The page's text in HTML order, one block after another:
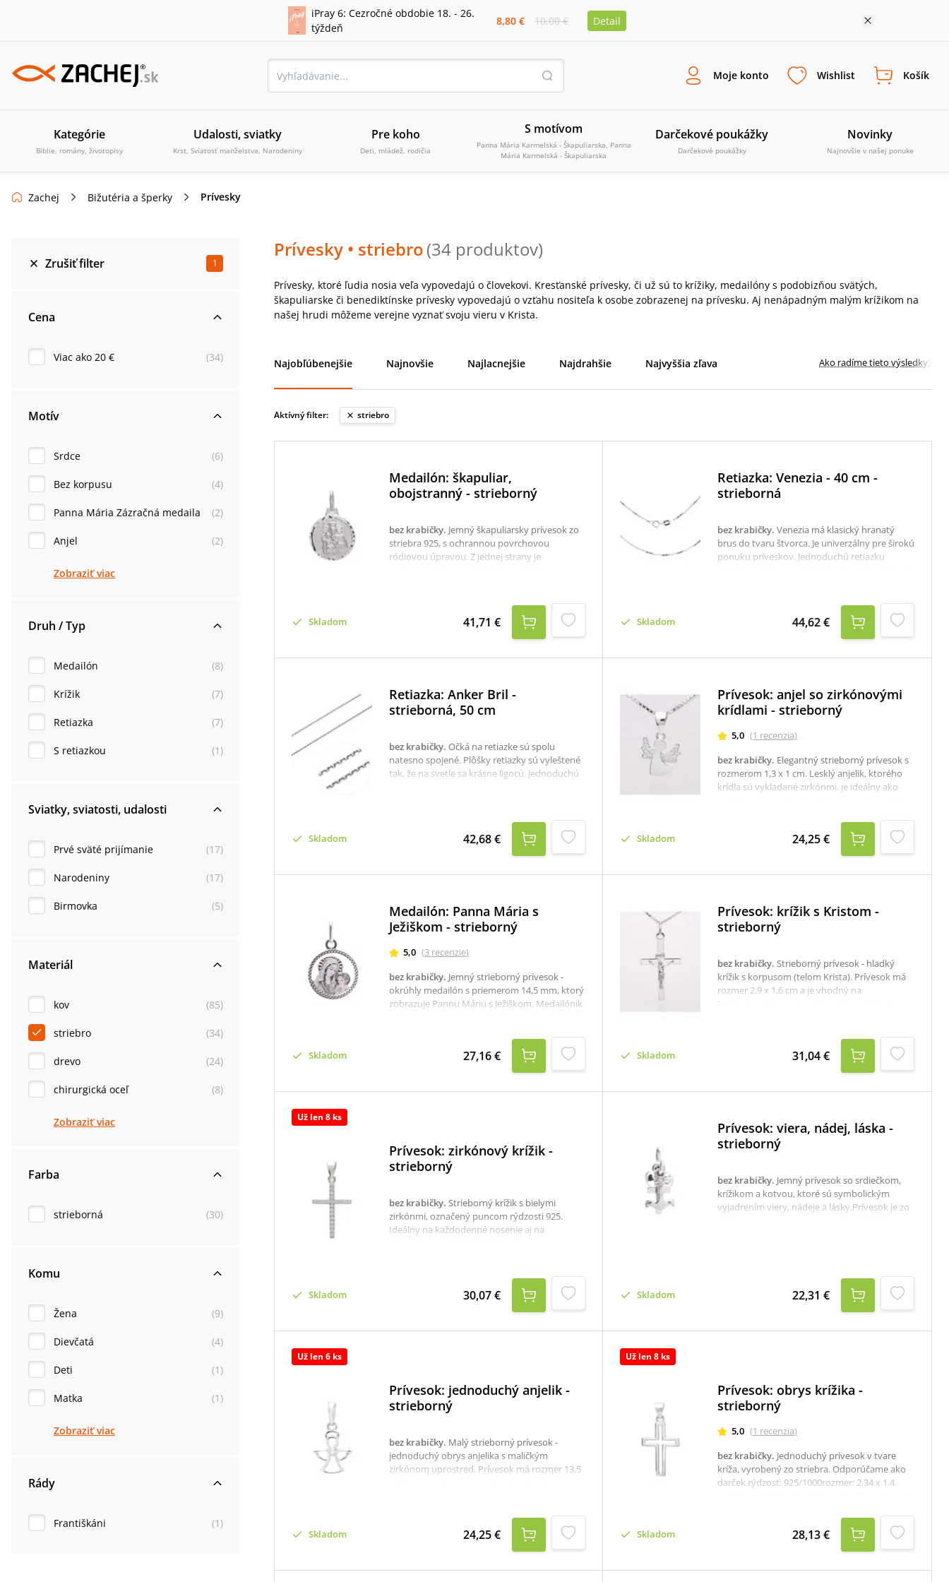
iPray 6: Cezročné obdobie 18. - 26.
týždeň
8,80 € 10,00 € Detail
Moje konto Wishlist Košík
Kategórie
Biblie, romány, životopisy
Udalosti, sviatky
Krst, Sviatosť manželstva, Narodeniny
Pre koho
Deti, mládež, rodičia
S motívom
Panna Mária Karmelská - Škapuliarska, Panna
Mária Karmelská - Škapuliarska
Darčekové poukážky
Darčekové poukážky
Novinky
Najnovšie v našej ponuke
Zachej Bižutéria a šperky Prívesky
Zrušiť filter 1
Cena
Viac ako 20 € (34)
Motív
Srdce (6)
Bez korpusu (4)
Panna Mária Zázračná medaila (2)
Anjel (2)
Zobraziť viac
Druh / Typ
Medailón (8)
Krížik (7)
Retiazka (7)
S retiazkou (1 )
Sviatky, sviatosti, udalosti
Prvé sväté prijímanie (17)
Narodeniny (17)
Birmovka (5)
Materiál
kov (85)
striebro (34)
drevo (24)
chirurgická oceľ (8)
Zobraziť viac
Farba
strieborná (30)
Komu
Žena (9)
Dievčatá (4)
Deti (1 )
Matka (1 )
Zobraziť viac
Rády
Františkáni (1 )
Prívesky • striebro(34 produktov)
Prívesky, ktoré ľudia nosia veľa vypovedajú o človekovi. Kresťanské prívesky, či už sú to krížiky, medailóny s podobizňou svätých,
škapuliarske či benediktínske prívesky vypovedajú o vzťahu nositeľa k osobe zobrazenej na prívesku. Aj nenápadným malým krížikom na
našej hrudi môžeme verejne vyznať svoju vieru v Krista.
Najobľúbenejšie Najnovšie Najlacnejšie Najdrahšie Najvyššia zľava Ako radíme tieto výsledky?
Aktívný filter: striebro
Medailón: škapuliar,
obojstranný - strieborný
bez krabičky. Jemný škapuliarsky prívesok zo
striebra 925, s ochrannou povrchovou
ródiovou úpravou. Z jednej strany je
925/1000priemer: 1,4 cmhmotnosť: 1,64 gK
prívesku odporúčame Retiazku: Anker Bril - 50
cm.K dispozícii je aj krabička, ktorú je potrebné
Skladom 41,71 €
Retiazka: Venezia - 40 cm -
strieborná
bez krabičky. Venezia má klasický hranatý
brus do tvaru štvorca. Je univerzálny pre širokú
ponuku príveskov. Jednoduchú retiazku
pre ženy.Rýdzosť: 925/1000.Dĺžka: 40 cm.K
dispozícii je aj krabička, ktorú je potrebné v
prípade záujmu samostane objednať tu:
Skladom 44,62 €
Retiazka: Anker Bril -
strieborná, 50 cm
bez krabičky. Očká na retiazke sú spolu
natesno spojené. Plôšky retiazky sú vyleštené
tak, že na svetle sa krásne ligocú. Jednoduchú
50 cm.K dispozícii je aj krabička, ktorú je
potrebné v prípade záujmu samostane
objednať tu: krabička na strieborné šperky
Skladom 42,68 €
Prívesok: anjel so zirkónovými
krídlami - strieborný
5,0 (1 recenzia)
bez krabičky. Elegantný strieborný prívesok s
rozmerom 1,3 x 1 cm. Lesklý anjelik, ktorého
krídla sú vykladané zirkónmi, je ideálny ako
záujmu samostane objednať tu: krabička na
Skladom 24,25 €
Medailón: Panna Mária s
Ježiškom - strieborný
5,0 (3 recenzie)
bez krabičky. Jemný strieborný prívesok -
okrúhly medailón s priemerom 14,5 mm, ktorý
zobrazuje Pannu Máriu s Ježiškom. Medailónik
je aj krabička, ktorú je potrebné v prípade
záujmu samostane objednať tu: krabička na
Skladom 27,16 €
Prívesok: krížik s Kristom -
strieborný
bez krabičky. Strieborný prívesok - hladký
krížik s korpusom (telom Krista). Prívesok má
rozmer 2,9 x 1,6 cm a je vhodný na
každodenné nosenie, odporúčame tiež ako
cmPrívesok je bez retiazky. K dispozícii je aj
krabička, ktorú je potrebné v prípade záujmu
samostane objednať tu:krabička na strieborné
Skladom 31,04 €
Už len 8 ks
Prívesok: zirkónový krížik -
strieborný
bez krabičky. Strieborný krížik s bielymi
zirkónmi, označený puncom rýdzosti 925.
Ideálny na každodenné nosenie aj na
samostane objednať tu: krabička na strieborné
Skladom 30,07 €
Prívesok: viera, nádej, láska -
strieborný
bez krabičky. Jemný prívesok so srdiečkom,
krížikom a kotvou, ktoré sú symbolickým
vyjadrením viery, nádeje a lásky.Prívesok je zo
Skladom
22,31 €
Už len 6 ks
Prívesok: jednoduchý anjelik -
strieborný
bez krabičky. Malý strieborný prívesok -
jednoduchý obrys anjelika s maličkým
zirkónom uprostred. Prívesok má rozmer 13,5
objednať tu: krabička na strieborné šperky
Skladom
24,25 €
Už len 8 ks
Prívesok: obrys krížika -
strieborný
5,0 (1 recenzia)
bez krabičky. Jednoduchý prívesok v tvare
kríža, vyrobený zo striebra. Odporúčame ako
darček.rýdzosť: 925/1000rozmer: 2,34 x 1,4
krabička na strieborné šperky
Skladom
28,13 €